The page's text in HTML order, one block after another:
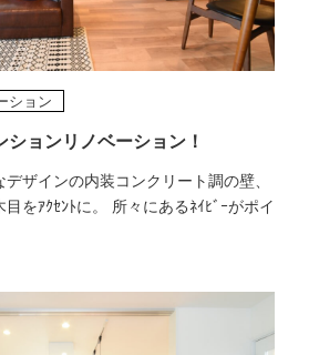
ションリノベーション！
ザインの内装コンクリート調の壁、
をｱｸｾﾝﾄに。 所々にあるﾈｲﾋﾞｰがポイ
ション